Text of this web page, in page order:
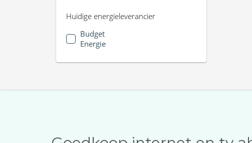
Huidige energieleverancier
Budget
Energie